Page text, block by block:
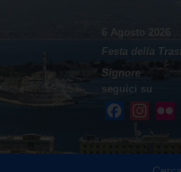
6 Agosto 2026
Festa della
Signore
seguici su
Facebook